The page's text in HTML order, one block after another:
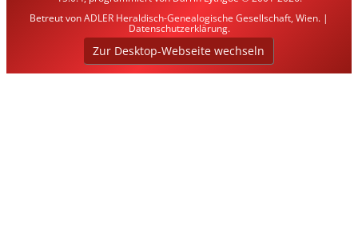
Betreut vonADLER Heraldisch-Genealogische Gesellschaft, Wien. |
Datenschutzerklärung.
Zur Desktop-Webseite wechseln